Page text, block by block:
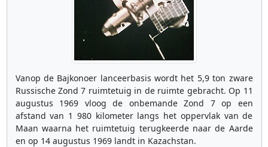
Vanop de Bajkonoer lanceerbasis wordt het 5,9 ton zware
Russische Zond 7 ruimtetuig in de ruimte gebracht. Op 11
augustus 1969 vloog de onbemande Zond 7 op een
afstand van 1 980 kilometer langs het oppervlak van de
Maan waarna het ruimtetuig terugkeerde naar de Aarde
en op 14 augustus 1969 landt in Kazachstan.